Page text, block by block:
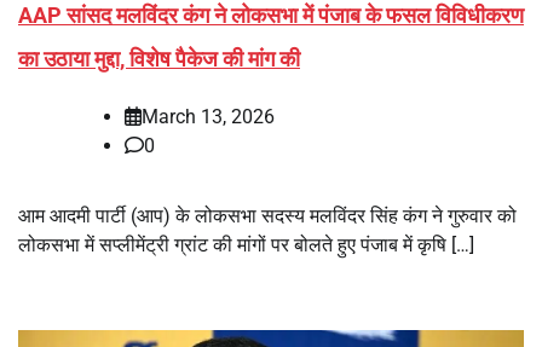
AAP सांसद मलविंदर कंग ने लोकसभा में पंजाब के फसल विविधीकरण
का उठाया मुद्दा, विशेष पैकेज की मांग की
March 13, 2026
0
आम आदमी पार्टी (आप) के लोकसभा सदस्य मलविंदर सिंह कंग ने गुरुवार को
लोकसभा में सप्लीमेंट्री ग्रांट की मांगों पर बोलते हुए पंजाब में कृषि […]